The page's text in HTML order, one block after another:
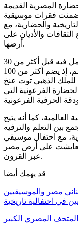
المصرية القديمة
تضمنت فقرات موسيقية
والحضارية، مع
والأديان على
أرضها.
ويعد المتحف المصري الكبير، الذي بدأ العمل فيه قبل أكثر من 30
عامًا، أكبر صرح ثقافي من نوعه في العالم، إذ يضم أكثر من 100
للملك الذهبي توت عنخ
الفرعونية التي
كما أنه يتيح
بين التعلم والترفيه
مع احتفال موسيقي
تعايشت على أرض مصر
عبر القرون.
قد يهمك أيضا
مصر والموسيقيين
في احتفالية تاريخية
المصري الكبير